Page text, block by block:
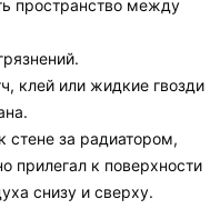
пространство между
клей или жидкие гвозди
стене за радиатором,
прилегал к поверхности
снизу и сверху.